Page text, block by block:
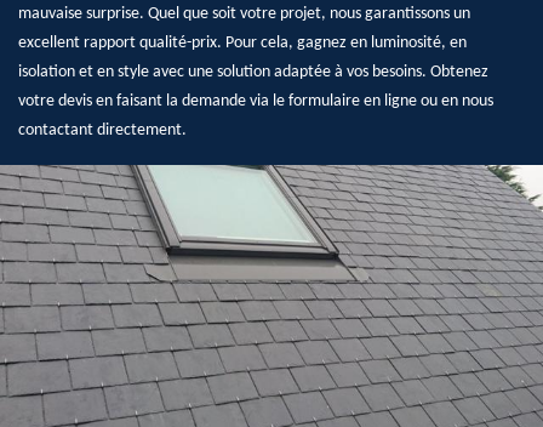
mauvaise surprise. Quel que soit votre projet, nous garantissons un
excellent rapport qualité-prix. Pour cela, gagnez en luminosité, en
isolation et en style avec une solution adaptée à vos besoins. Obtenez
votre devis en faisant la demande via le formulaire en ligne ou en nous
contactant directement.